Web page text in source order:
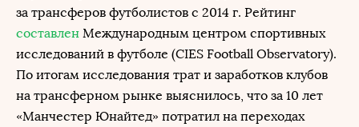
за трансферов футболистов с 2014 г. Рейтинг
составлен Международным центром спортивных
исследований в футболе (CIES Football Observatory).
По итогам исследования трат и заработков клубов
на трансферном рынке выяснилось, что за 10 лет
«Манчестер Юнайтед» потратил на переходах